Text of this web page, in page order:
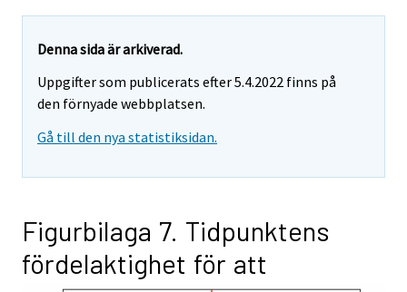
Denna sida är arkiverad.
Uppgifter som publicerats efter 5.4.2022 finns på
den förnyade webbplatsen.
Gå till den nya statistiksidan.
Figurbilaga 7. Tidpunktens
fördelaktighet för att